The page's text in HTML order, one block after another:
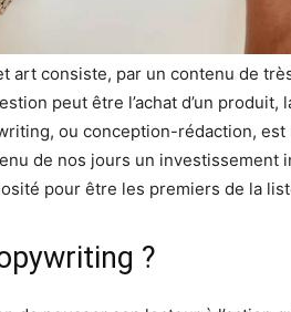
art consiste, par un contenu de
peut être l’achat d’un produit,
ou conception-rédaction,
de nos jours un investissement
pour être les premiers de la
?